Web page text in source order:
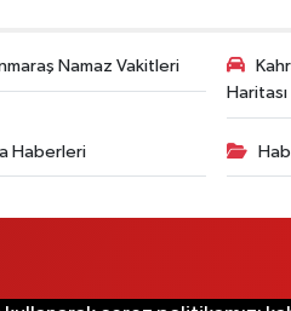
Namaz Vakitleri
Haritası
Haberleri